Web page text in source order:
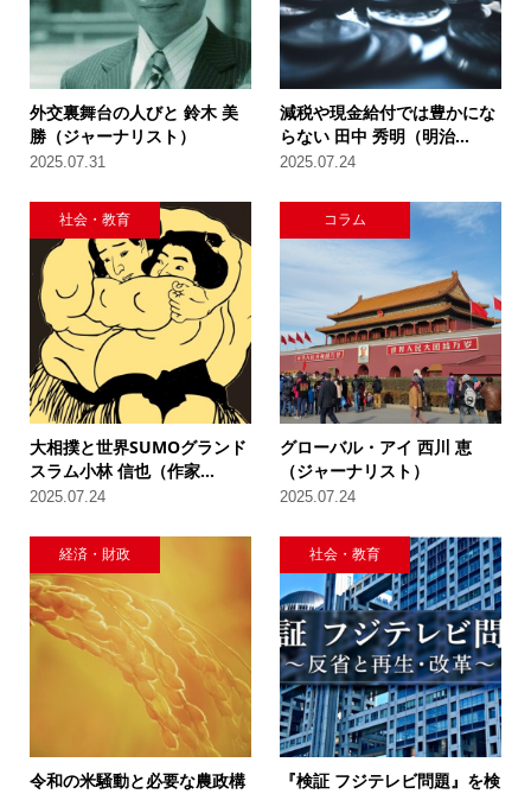
外交裏舞台の人びと 鈴木 美
勝（ジャーナリスト）
2025.07.31
減税や現金給付では豊かにな
らない 田中 秀明（明治...
2025.07.24
社会・教育
大相撲と世界SUMOグランド
スラム小林 信也（作家...
2025.07.24
コラム
グローバル・アイ 西川 恵
（ジャーナリスト）
2025.07.24
経済・財政
令和の米騒動と必要な農政構
社会・教育
『検証 フジテレビ問題』を検